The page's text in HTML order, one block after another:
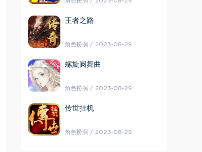
王者之路
角色扮演 / 2023-08-29
螺旋圆舞曲
角色扮演 / 2023-08-29
传世挂机
角色扮演 / 2023-08-29